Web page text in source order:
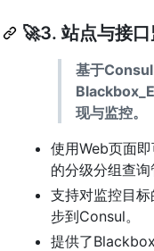
🚀3. 站点与接
基于
现与监控。
使用Web页面
的分级分组查询
支持对监控目
步到Consul。
提供了